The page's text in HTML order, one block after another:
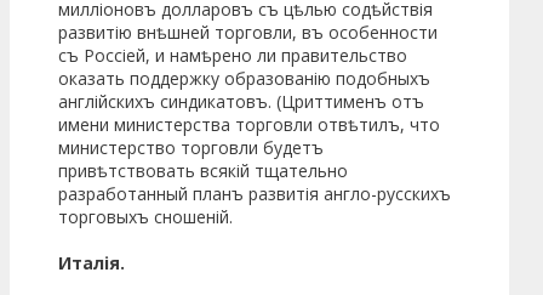
милліоновъ долларовъ съ цѣлью содѣйствія
развитію внѣшней торговли, въ особенности
съ Россіей, и намѣрено ли правительство
оказать поддержку образованію подобныхъ
англійскихъ синдикатовъ. (Цриттименъ отъ
имени министерства торговли отвѣтилъ, что
министерство торговли будетъ
привѣтствовать всякій тщательно
разработанный планъ развитія англо-русскихъ
торговыхъ сношеній.
Италія.